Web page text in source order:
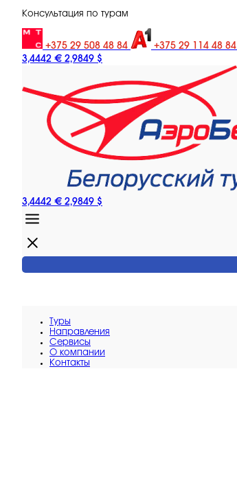
Консультация по турам
+375 29 508 48 84 +375 29 114 48 84
3,4442 € 2,9849 $
3,4442 € 2,9849 $
Туры
Направления
Сервисы
O компании
Контакты